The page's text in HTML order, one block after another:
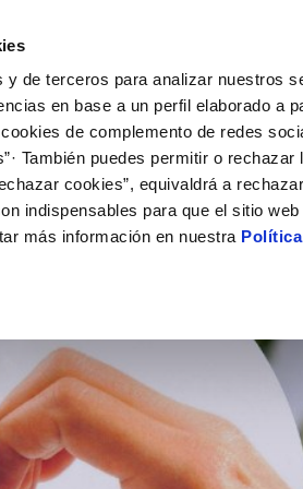
y de terceros para analizar nuestros
en base a un perfil elaborado a
de complemento de redes
También puedes permitir o
cookies”, equivaldrá a
indispensables para que el sitio
más información en nuestra
de titular
de suministro
VER TODAS LAS
Tu Servicio
AL CLIENTE
de contacto
obras y afectaciones
e impresos
Tu Agua
calidad del agua
consumidor
COMPROMISOS
ambiente
EN DESARROLLO